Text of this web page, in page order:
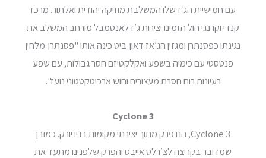
עם חמישיית הג׳ז שלו המשלבת מוזיקה יהודית ואלתור. מרכז
קנדי וקרנגי הול הזמינו יצירות ג׳ז לאנסמבל מורחב המשלב את
נגינתו כפסנתרן ומגזין הג׳אז דאון-ביט כינה אותו "פסנתרן-מלחין
פנטסטי עם כימיה בשפע ואקלקטיזם חסר גבולות, עם שפע
רעיונות רוח חסרת מעצורים וחוש ארכיטקטטוני נועז".
Cyclone 3
Cyclone 3, הנו פרק מתוך יצירתי מקומות בניו יורק. כמובן
שמדובר בקריצה לצ׳רלס אייבס והפרק שלפנינו מתעד את